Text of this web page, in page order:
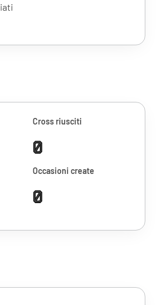
Cross riusciti
0
Occasioni create
0